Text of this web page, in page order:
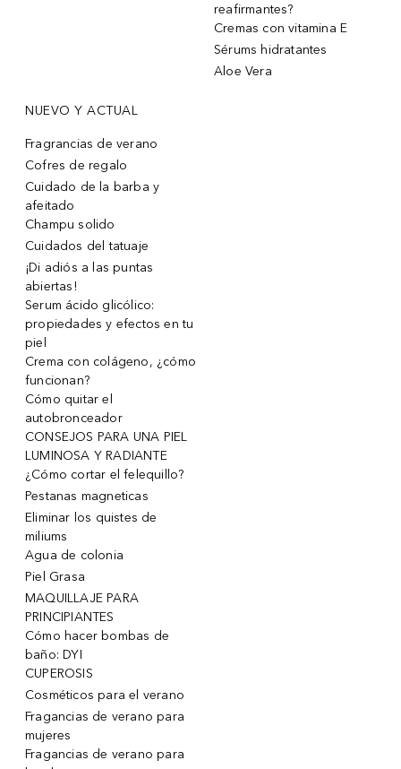
reafirmantes?
Cremas con vitamina E
Sérums hidratantes
Aloe Vera
NUEVO Y ACTUAL
Fragrancias de verano
Cofres de regalo
Cuidado de la barba y
afeitado
Champu solido
Cuidados del tatuaje
¡Di adiós a las puntas
abiertas!
Serum ácido glicólico:
propiedades y efectos en tu
piel
Crema con colágeno, ¿cómo
funcionan?
Cómo quitar el
autobronceador
CONSEJOS PARA UNA PIEL
LUMINOSA Y RADIANTE
¿Cómo cortar el felequillo?
Pestanas magneticas
Eliminar los quistes de
miliums
Agua de colonia
Piel Grasa
MAQUILLAJE PARA
PRINCIPIANTES
Cómo hacer bombas de
baño: DYI
CUPEROSIS
Cosméticos para el verano
Fragancias de verano para
mujeres
Fragancias de verano para